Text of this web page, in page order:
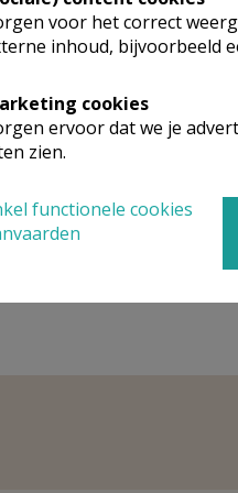
kruiswoorden
voor het correct
inhoud, bijvoorbeeld
cookies
ervoor dat we je
zien.
functionele cookies